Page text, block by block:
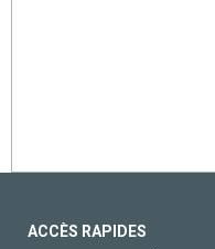
ACCÈS RAPIDES